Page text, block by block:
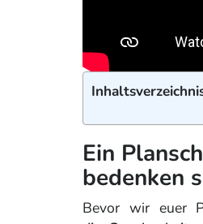
Ein
bedenken
Bevor wir euer